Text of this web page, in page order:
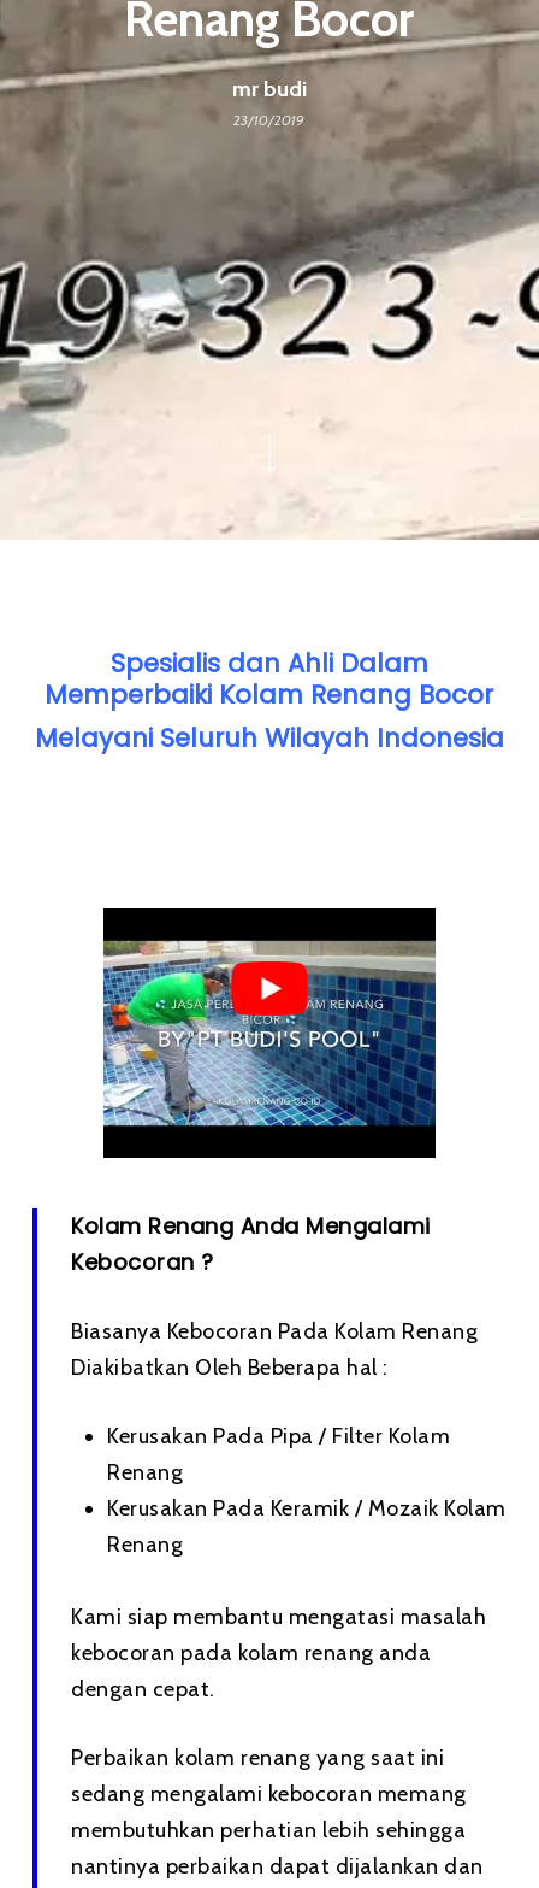
Renang Bocor
mr budi
23/10/2019
Spesialis dan Ahli Dalam
Memperbaiki Kolam Renang Bocor
Melayani Seluruh Wilayah Indonesia
Kolam Renang Anda Mengalami
Kebocoran ?
Biasanya Kebocoran Pada Kolam Renang
Diakibatkan Oleh Beberapa hal :
Kerusakan Pada Pipa / Filter Kolam
Renang
Kerusakan Pada Keramik / Mozaik Kolam
Renang
Kami siap membantu mengatasi masalah
kebocoran pada kolam renang anda
dengan cepat.
Perbaikan kolam renang yang saat ini
sedang mengalami kebocoran memang
membutuhkan perhatian lebih sehingga
nantinya perbaikan dapat dijalankan dan